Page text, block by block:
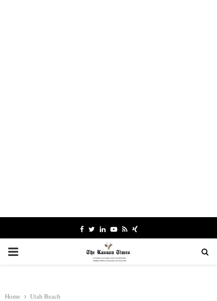
Facebook
TwitterLinkedinYoutube
RssXing
PRIMARY
Home Utah Beach